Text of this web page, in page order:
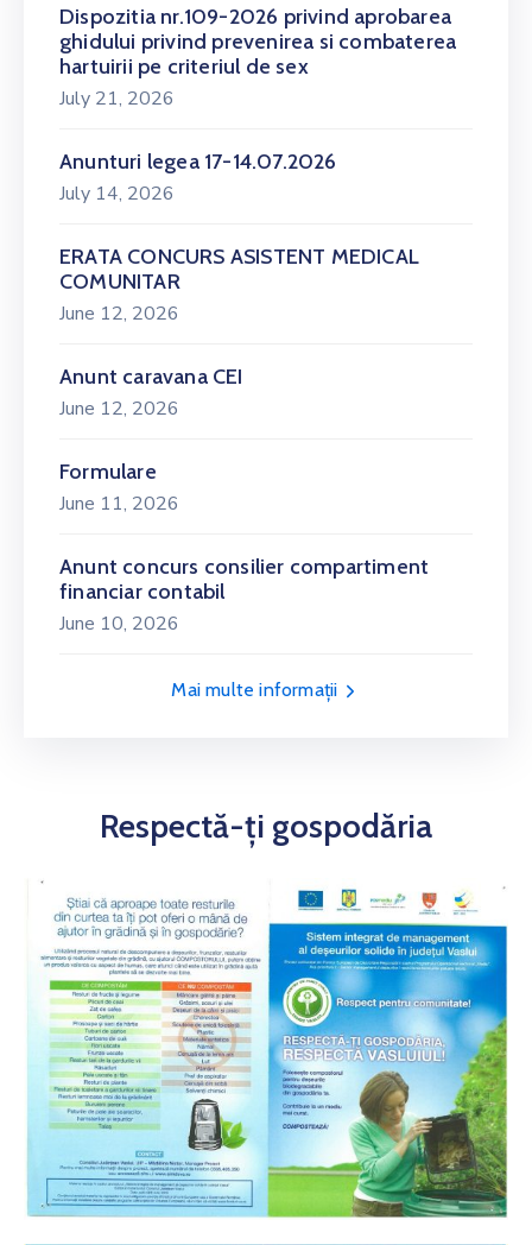
Dispozitia nr.109-2026 privind aprobarea
ghidului privind prevenirea si combaterea
hartuirii pe criteriul de sex
July 21, 2026
Anunturi legea 17-14.07.2026
July 14, 2026
ERATA CONCURS ASISTENT MEDICAL
COMUNITAR
June 12, 2026
Anunt caravana CEI
June 12, 2026
Formulare
June 11, 2026
Anunt concurs consilier compartiment
financiar contabil
June 10, 2026
Mai multe informații
Respectă-ți gospodăria